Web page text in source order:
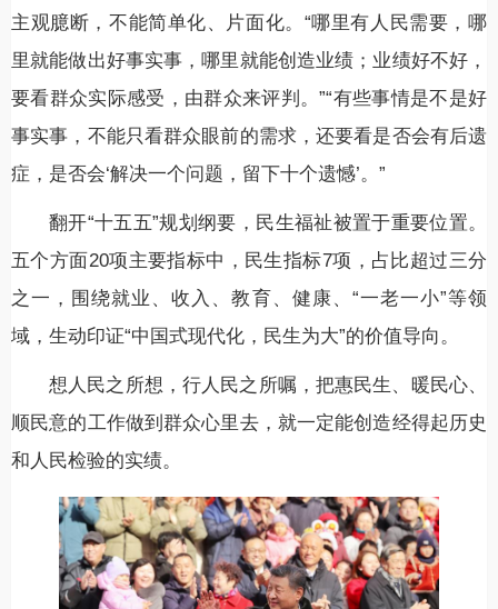
主观臆断，不能简单化、片面化。“哪里有人民需要，哪
里就能做出好事实事，哪里就能创造业绩；业绩好不好，
要看群众实际感受，由群众来评判。”“有些事情是不是好
事实事，不能只看群众眼前的需求，还要看是否会有后遗
症，是否会‘解决一个问题，留下十个遗憾’。”
翻开“十五五”规划纲要，民生福祉被置于重要位置。
五个方面20项主要指标中，民生指标7项，占比超过三分
之一，围绕就业、收入、教育、健康、“一老一小”等领
域，生动印证“中国式现代化，民生为大”的价值导向。
想人民之所想，行人民之所嘱，把惠民生、暖民心、
顺民意的工作做到群众心里去，就一定能创造经得起历史
和人民检验的实绩。